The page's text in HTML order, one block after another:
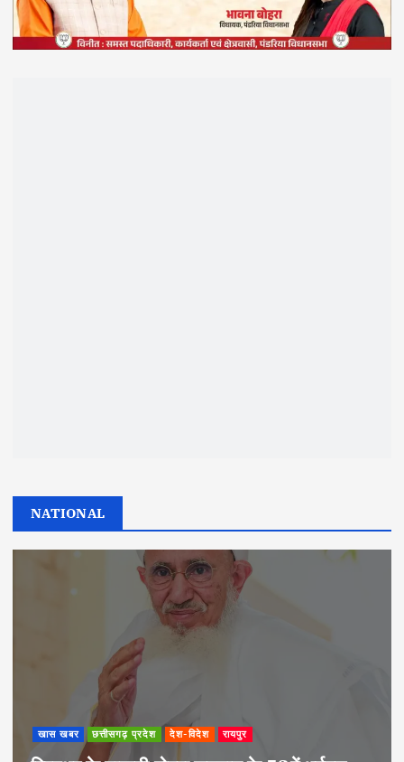
NATIONAL
खास खबर छत्तीसगढ़ प्रदेश देश-विदेश रायपुर